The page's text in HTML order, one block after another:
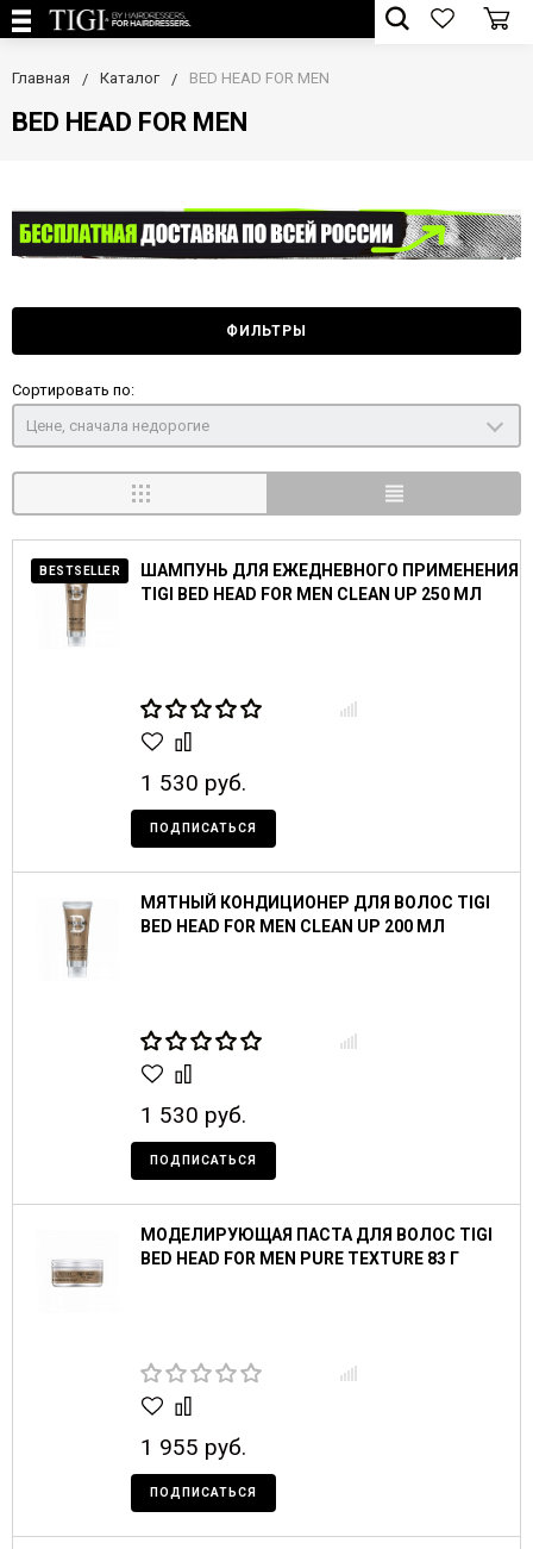
Главная Каталог BED HEAD FOR MEN
BED HEAD FOR MEN
ФИЛЬТРЫ
Сортировать по:
Цене, сначала недорогие
BESTSELLER
ШАМПУНЬ ДЛЯ ЕЖЕДНЕВНОГО ПРИМЕНЕНИЯ
TIGI BED HEAD FOR MEN CLEAN UP 250 МЛ
1 530 руб.
ПОДПИСАТЬСЯ
МЯТНЫЙ КОНДИЦИОНЕР ДЛЯ ВОЛОС TIGI
BED HEAD FOR MEN CLEAN UP 200 МЛ
1 530 руб.
ПОДПИСАТЬСЯ
МОДЕЛИРУЮЩАЯ ПАСТА ДЛЯ ВОЛОС TIGI
BED HEAD FOR MEN PURE TEXTURE 83 Г
1 955 руб.
ПОДПИСАТЬСЯ